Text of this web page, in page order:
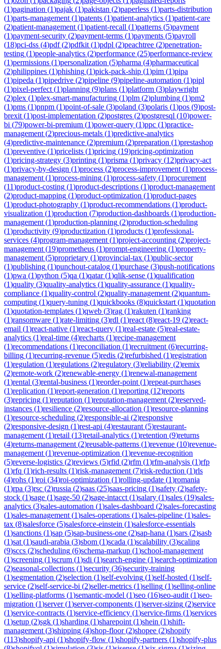
(1)pagination (1)pajak (1)pakistan (2)paperless (1)parts-distribution
(1)parts-management (1)patents (1)patient-analytics (1)patient-care
(2)patient-management (1)patient-recall (1)patterns (5)payment
(1)payment-security (2)payment-terms (1)payments (5)payroll
(18)pci-dss (4)pdf(2)pdfkit (1)pdpl (2)peachtree (2)penetration-
testing (1)people-analytics (2)performance (25)performance-review
(1)permissions (1)personalization (5)pharma (4)pharmaceutical
(2)philippines (1)phishing (1)pick-pack-ship (1)pim (1)pipa
(1)pipeda (1)pipedrive (2)pipeline (9)pipeline-automation (1)pipl
(1)pixel-perfect (1)planning (9)plans (1)platform (3)playwright
(2)plex (1)plex-smart-manufacturing (1)plm (2)plumbing (1)pm2
(1)pms (1)pnpm (1)point-of-sale (3)poland (3)polaris (1)pos (9)post-
brexit (1)post-implementation (2)postgres (2)postgresql (10)power-
bi (79)power-bi-premium (1)power-query (1)ppc (1)practice-
management (2)precious-metals (1)predictive-analytics
(4)predictive-maintenance (2)premium (2)preparation (1)prestashop
(1)preventive (1)pricelists (1)pricing (19)pricing-optimization
(1)pricing-strategy (3)printing (1)prisma (1)privacy (12)privacy-act
(1)privacy-by-design (1)process (2)process-improvement (1)process-
management (1)process-mining (1)process-safety (1)procurement
(11)product-costing (1)product-descriptions (1)product-management
(2)product-mapping (1)product-optimization (1)product-pages
(1)product-photography (1)product-recommendations (1)product-
visualization (1)production (7)production-dashboards (1)production-
management (1)production-planning (2)production-scheduling
(1)productivity (9)productization (1)products (1)professional-
services (4)program-management (1)project-accounting (2)project-
management (19)prometheus (1)prompt-engineering (1)property-
management (5)proprietary (1)provincial-tax (1)public-sector
(1)publishing (1)punchout-catalog (1)purchase (3)push-notifications
(1)pwa (1)python (5)qa (1)qatar(1)qlik-sense (1)qualification
(1)quality (3)quality-analytics (1)quality-assurance (1)quality-
compliance (1)quality-control (2)quality-management (2)quantum-
computing (1)query-tuning (1)quickbooks (8)quickstart (1)quotation
(1)quotation-templates (1)qweb (3)rag (1)rakuten (1)ranking
(1)ransomware (1)rate-limiting (3)rdl (1)react (8)react-19 (2)react-
email (1)react-native (1)react-query (1)real-estate (5)real-estate-
analytics (1)real-time (4)recharts (1)recipe-management
(1)recommendations (1)reconciliation (1)recruitment (6)recurring-
billing (1)recurring-revenue (5)redis (2)refurbished (1)registration
(1)regulation (1)regulations (2)regulatory (3)reliability (2)remix
(2)remote-work (2)renewable-energy (1)renewal-management
(1)rental (3)rental-business (1)reorder-point (1)repeat-purchases
(1)replication (1)report-generation (1)reporting (12)reports
(3)repricing (1)reputation (1)reputation-management (2)reserved-
instances (1)resilience (2)resource-allocation (1)resource-planning
(1)resource-scheduling (2)responsible-ai (2)responsive
(2)responsive-design (1)rest-api (4)restaurant (5)restaurant-
management (1)retail (13)retail-analytics (1)retention (9)returns
(4)returns-management (2)reusable-patterns (1)revenue (10)revenue-
management (1)revenue-optimization (1)revenue-recognition
(5)reverse-logistics (2)reviews (5)rfid (2)rfm (1)rfm-analysis (1)rfp
(1)rfq (1)rich-results (1)risk-management (7)risk-reduction (1)rls
(4)rohs (1)roi (34)roi-optimization (1)rolling-update (1)romania
(1)rpa (3)rsc (2)russia (2)saas (25)saas-pricing (1)safety (2)safety-
stock (1)sage (1)sage-50 (2)sage-intacct (1)salary (1)sales (19)sales-
analytics (3)sales-automation (1)sales-dashboard (2)sales-forecasting
(1)sales-management (1)sales-operations (1)sales-pipeline (1)sales-
tax (8)salesforce (5)salesforce-einstein (1)salesforce-essentials
(1)sanctions (1)sap (5)sap-business-one (2)sap-hana (1)sars (2)sasb
(1)sat (1)saudi-arabia (3)sbom (1)scada (1)scalability (3)scaling
(9)sccs (2)scheduling (6)schema-markup (1)school-management
(1)screening (1)scrum (1)sdi (1)search-engine (1)search-optimization
(2)seasonal-collections (1)security (36)security-training
(1)segmentation (2)selection (1)self-evolving (1)self-hosted (1)self-
service (2)self-service-bi (2)seller-metrics (1)selling (1)selling-online
(1)selling-platforms (1)semantic-model (1)seo (16)seo-audit (1)seo-
migration (1)server(1)server-components (1)server-sizing (2)service
(1)service-contracts (1)service-efficiency (1)service-firms (1)services
(1)setup (2)sgk (1)sharding (1)sharepoint (1)shein (1)shift-
management (3)shipping (4)shop-floor(2)shopee (2)shopify
(113)shopify-api (1)shopify-flow (1)shopify-partners (1)shopify-plus